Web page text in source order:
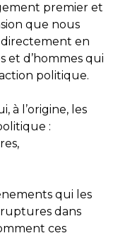
premier et
que nous
en
et d’hommes qui
politique.
à l’origine, les
:
qui les
dans
ces